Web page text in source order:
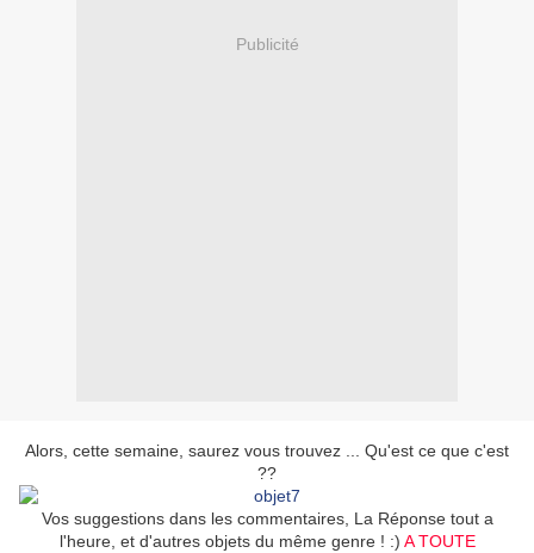
Publicité
Alors, cette semaine, saurez vous trouvez ... Qu'est ce que c'est
??
Vos suggestions dans les commentaires, La Réponse tout a
l'heure, et d'autres objets du même genre ! :) A TOUTE